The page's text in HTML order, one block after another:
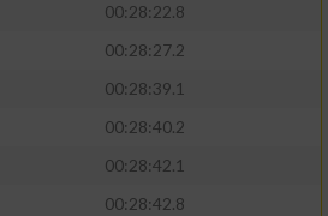
00:28:22.8
00:28:27.2
00:28:39.1
00:28:40.2
00:28:42.1
00:28:42.8